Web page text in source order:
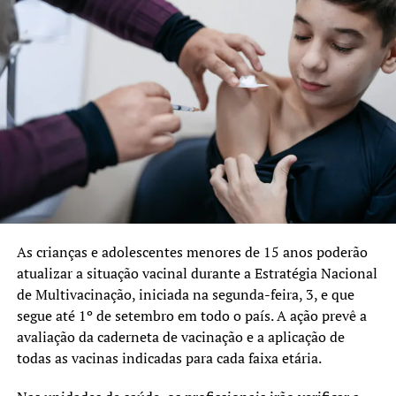
sexta-feira, no La Salle
As crianças e adolescentes menores de 15 anos poderão
atualizar a situação vacinal durante a Estratégia Nacional
de Multivacinação, iniciada na segunda-feira, 3, e que
segue até 1º de setembro em todo o país. A ação prevê a
avaliação da caderneta de vacinação e a aplicação de
todas as vacinas indicadas para cada faixa etária.